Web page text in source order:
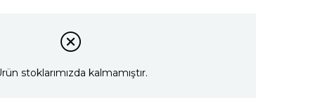
stoklarımızda kalmamıştır.